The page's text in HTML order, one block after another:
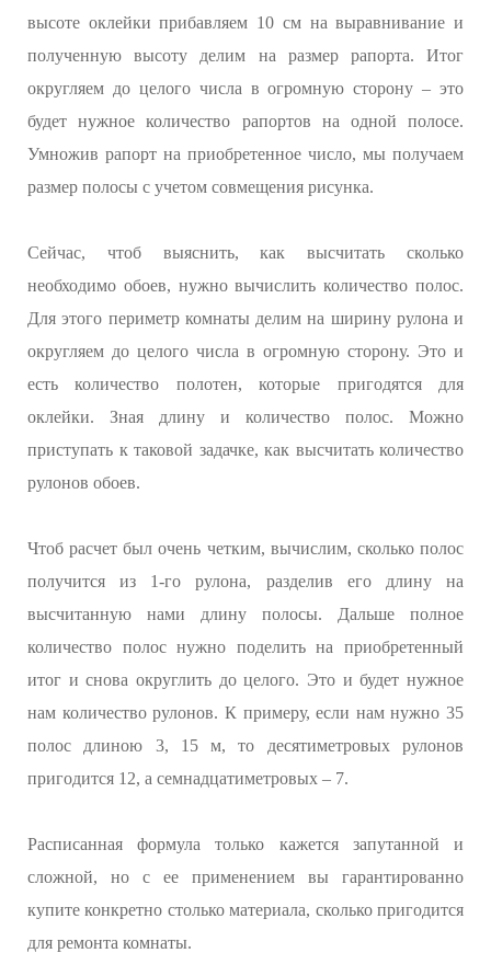
высоте оклейки прибавляем 10 см на выравнивание и
полученную высоту делим на размер рапорта. Итог
округляем до целого числа в огромную сторону – это
будет нужное количество рапортов на одной полосе.
Умножив рапорт на приобретенное число, мы получаем
размер полосы с учетом совмещения рисунка.
Сейчас, чтоб выяснить, как высчитать сколько
необходимо обоев, нужно вычислить количество полос.
Для этого периметр комнаты делим на ширину рулона и
округляем до целого числа в огромную сторону. Это и
есть количество полотен, которые пригодятся для
оклейки. Зная длину и количество полос. Можно
приступать к таковой задачке, как высчитать количество
рулонов обоев.
Чтоб расчет был очень четким, вычислим, сколько полос
получится из 1-го рулона, разделив его длину на
высчитанную нами длину полосы. Дальше полное
количество полос нужно поделить на приобретенный
итог и снова округлить до целого. Это и будет нужное
нам количество рулонов. К примеру, если нам нужно 35
полос длиною 3, 15 м, то десятиметровых рулонов
пригодится 12, а семнадцатиметровых – 7.
Расписанная формула только кажется запутанной и
сложной, но с ее применением вы гарантированно
купите конкретно столько материала, сколько пригодится
для ремонта комнаты.